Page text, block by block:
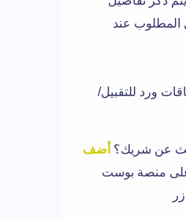
المطلوب عند
ورد للتقبيل/
عن شريك؟ أضف
على منصة بوست